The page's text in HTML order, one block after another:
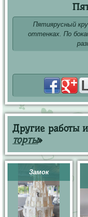
Пятиярусный
оттенках. По
Другие работы
торты»
Замок